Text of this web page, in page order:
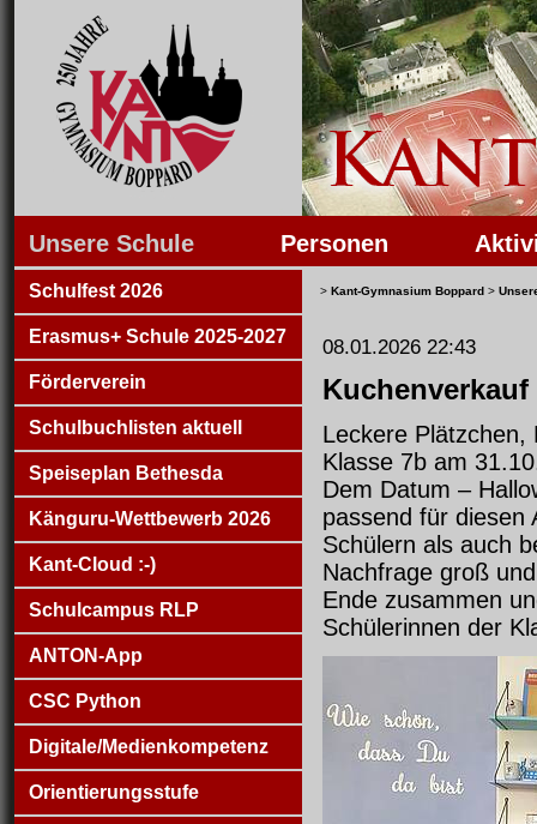
Unsere Schule Personen
Schulfest 2026
Erasmus+ Schule 2025-2027
Förderverein
Schulbuchlisten aktuell
Speiseplan Bethesda
Känguru-Wettbewerb 2026
Kant-Cloud :-)
Schulcampus RLP
ANTON-App
CSC Python
Digitale/Medienkompetenz
Orientierungsstufe
> Kant-Gymnasium Boppard >
08.01.2026 22:43
Leckere Plätzchen,
Klasse 7b am
Dem Datum –
passend für diesen
Schülern als auch
Nachfrage groß
Ende zusammen
Schülerinnen der